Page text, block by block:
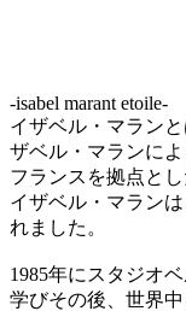
-isabel marant etoile-
イザベル・マラン
ザベル・マランによ
フランスを拠点と
イザベル・マラン
れました。
1985年にスタジオ
学びその後、世界